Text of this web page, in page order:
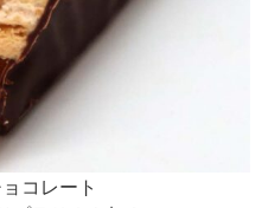
コレート